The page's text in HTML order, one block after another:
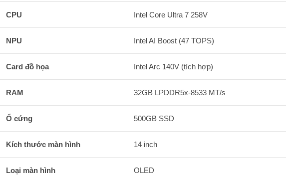
CPU Intel Core Ultra 7 258V
NPU Intel AI Boost (47 TOPS)
Card đồ họa Intel Arc 140V (tích hợp)
RAM 32GB LPDDR5x-8533 MT/s
Ổ cứng 500GB SSD
Kích thước màn hình 14 inch
Loại màn hình OLED